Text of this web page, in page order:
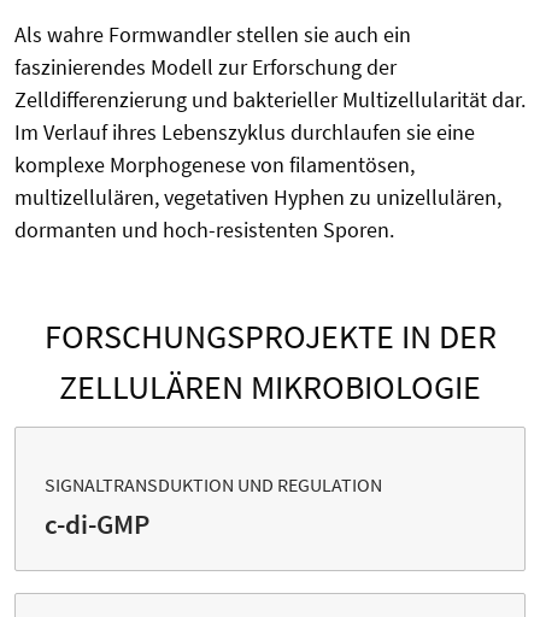
Als wahre Formwandler stellen sie auch ein
faszinierendes Modell zur Erforschung der
Zelldifferenzierung und bakterieller Multizellularität dar.
Im Verlauf ihres Lebenszyklus durchlaufen sie eine
komplexe Morphogenese von filamentösen,
multizellulären, vegetativen Hyphen zu unizellulären,
dormanten und hoch-resistenten Sporen.
FORSCHUNGSPROJEKTE IN DER
ZELLULÄREN MIKROBIOLOGIE
SIGNALTRANSDUKTION UND REGULATION
c-di-GMP